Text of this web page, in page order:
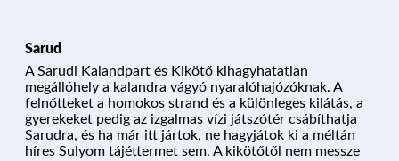
Sarud
A Sarudi Kalandpart és Kikötő kihagyhatatlan
megállóhely a kalandra vágyó nyaralóhajózóknak. A
felnőtteket a homokos strand és a különleges kilátás, a
gyerekeket pedig az izgalmas vízi játszótér csábíthatja
Sarudra, és ha már itt jártok, ne hagyjátok ki a méltán
híres Sulyom tájéttermet sem. A kikötőtől nem messze